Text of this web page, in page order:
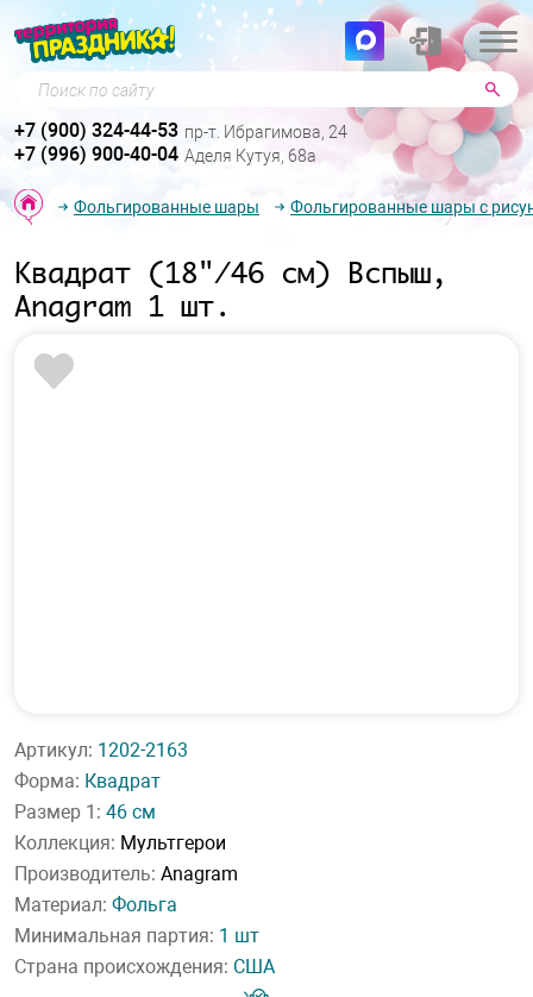
Поиск по сайту
+7 (900) 324-44-53 пр-т. Ибрагимова, 24
+7 (996) 900-40-04 Аделя Кутуя, 68а
Фольгированные шары Фольгированные шары с
Квадрат (18"/46 см) Вспыш,
Anagram 1 шт.
Артикул: 1202-2163
Форма: Квадрат
Размер 1: 46 см
Коллекция: Мультгерои
Производитель: Anagram
Материал: Фольга
Минимальная партия: 1 шт
Страна происхождения: США